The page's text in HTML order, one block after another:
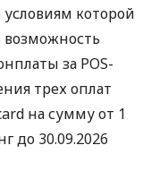
условиям которой
за POS-
трех оплат
на сумму от 1
до 30.09.2026